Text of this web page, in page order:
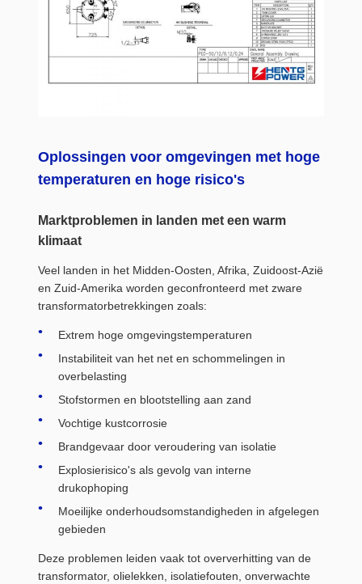
Oplossingen voor omgevingen met hoge
temperaturen en hoge risico's
Marktproblemen in landen met een warm
klimaat
Veel landen in het Midden-Oosten, Afrika, Zuidoost-Azië
en Zuid-Amerika worden geconfronteerd met zware
transformatorbetrekkingen zoals:
Extrem hoge omgevingstemperaturen
Instabiliteit van het net en schommelingen in
overbelasting
Stofstormen en blootstelling aan zand
Vochtige kustcorrosie
Brandgevaar door veroudering van isolatie
Explosierisico's als gevolg van interne
drukophoping
Moeilijke onderhoudsomstandigheden in afgelegen
gebieden
Deze problemen leiden vaak tot oververhitting van de
transformator, olielekken, isolatiefouten, onverwachte